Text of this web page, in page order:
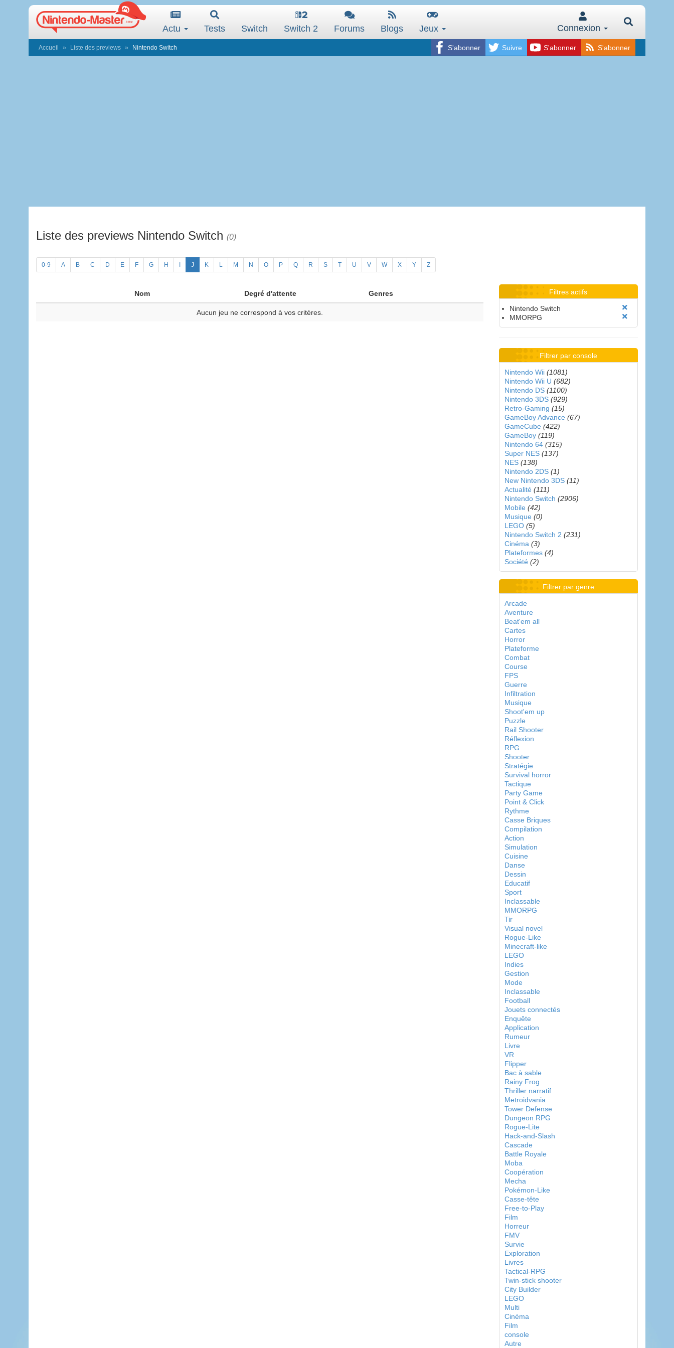
Actu Tests Switch Switch 2 Forums Blogs Jeux Connexion
S'abonner Suivre S'abonner S'abonner
Accueil Liste des previews Nintendo Switch
Liste des previews Nintendo Switch (0)
0-9 A B C D E F G H J K L M N O P Q R S T U V W X Y Z
Nom Degré d'attente Genres
Aucun jeu ne correspond à vos critères.
Filtres actifs
Nintendo Switch
MMORPG
Filtrer par console
Nintendo Wii (1081)
Nintendo Wii U (682)
Nintendo DS (1100)
Nintendo 3DS (929)
Retro-Gaming (15)
GameBoy Advance (67)
GameCube (422)
GameBoy (119)
Nintendo 64 (315)
Super NES (137)
NES (138)
Nintendo 2DS (1)
New Nintendo 3DS (11)
Actualité (111)
Nintendo Switch (2906)
Mobile (42)
Musique (0)
LEGO (5)
Nintendo Switch 2 (231)
Cinéma (3)
Plateformes (4)
Société (2)
Filtrer par genre
Arcade
Aventure
Beat'em all
Cartes
Horror
Plateforme
Combat
Course
FPS
Guerre
Infiltration
Musique
Shoot'em up
Puzzle
Rail Shooter
Réflexion
RPG
Shooter
Stratégie
Survival horror
Tactique
Party Game
Point & Click
Rythme
Casse Briques
Compilation
Action
Simulation
Cuisine
Danse
Dessin
Educatif
Sport
Inclassable
MMORPG
Tir
Visual novel
Rogue-Like
Minecraft-like
LEGO
Indies
Gestion
Mode
Inclassable
Football
Jouets connectés
Enquête
Application
Rumeur
Livre
VR
Flipper
Bac à sable
Rainy Frog
Thriller narratif
Metroidvania
Tower Defense
Dungeon RPG
Rogue-Lite
Hack-and-Slash
Cascade
Battle Royale
Moba
Coopération
Mecha
Pokémon-Like
Casse-tête
Free-to-Play
Film
Horreur
FMV
Survie
Exploration
Livres
Tactical-RPG
Twin-stick shooter
City Builder
LEGO
Multi
Cinéma
Film
console
Autre